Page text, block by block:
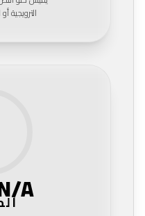
الترويجية
A